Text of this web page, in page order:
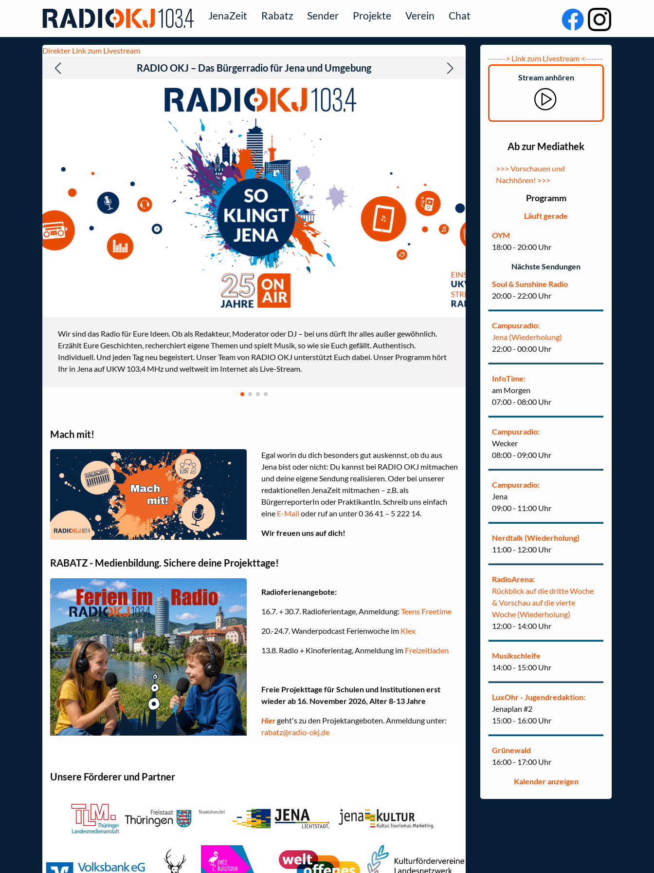
JenaZeit Rabatz Sender Projekte Verein Chat
Direkter Link zum Livestream
RADIO OKJ – Das Bürgerradio für Jena und Umgebung
Wir sind das Radio für Eure Ideen. Ob als Redakteur, Moderator oder DJ – bei uns dürft Ihr alles außer gewöhnlich.
Erzählt Eure Geschichten, recherchiert eigene Themen und spielt Musik, so wie sie Euch gefällt. Authentisch.
Individuell. Und jeden Tag neu begeistert. Unser Team von RADIO OKJ unterstützt Euch dabei. Unser Programm hört
Ihr in Jena auf UKW 103,4 MHz und weltweit im Internet als Live-Stream.
Alle unsere Sendungen im Überblick und zum
Mach mit!
Egal worin du dich besonders gut auskennst, ob du aus
Jena bist oder nicht: Du kannst bei RADIO OKJ mitmachen
und deine eigene Sendung realisieren. Oder bei unserer
redaktionellen JenaZeit mitmachen – z.B. als
BürgerreporterIn oder PraktikantIn. Schreib uns einfach
eine E-Mail oder ruf an unter 0 36 41 – 5 222 14.
Wir freuen uns auf dich!
RABATZ - Medienbildung. Sichere deine Projekttage!
Radioferienangebote:
16.7. + 30.7. Radioferientage, Anmeldung: Teens Freetime
20.-24.7. Wanderpodcast Ferienwoche im Klex
13.8. Radio + Kinoferientag, Anmeldung im Freizeitladen
Freie Projekttage für Schulen und Institutionen erst
wieder ab 16. November 2026, Alter 8-13 Jahre
Hiergeht's zu den Projektangeboten. Anmeldung unter:
rabatz@radio-okj.de
Unsere Förderer und Partner
------> Link zum Livestream <------
Stream anhören
Ab zur Mediathek
>>> Vorschauen und
Nachhören! >>>
Programm
Läuft gerade
OYM
18:00 - 20:00 Uhr
Nächste Sendungen
Soul & Sunshine Radio
20:00 - 22:00 Uhr
Campusradio:
Jena (Wiederholung)
22:00 - 00:00 Uhr
InfoTime:
am Morgen
07:00 - 08:00 Uhr
Campusradio:
Wecker
08:00 - 09:00 Uhr
Campusradio:
Jena
09:00 - 11:00 Uhr
Nerdtalk (Wiederholung)
11:00 - 12:00 Uhr
RadioArena:
Rückblick auf die dritte Woche
& Vorschau auf die vierte
Woche (Wiederholung)
12:00 - 14:00 Uhr
Musikschleife
14:00 - 15:00 Uhr
LuxOhr - Jugendredaktion:
Jenaplan #2
15:00 - 16:00 Uhr
Grünewald
16:00 - 17:00 Uhr
Kalender anzeigen